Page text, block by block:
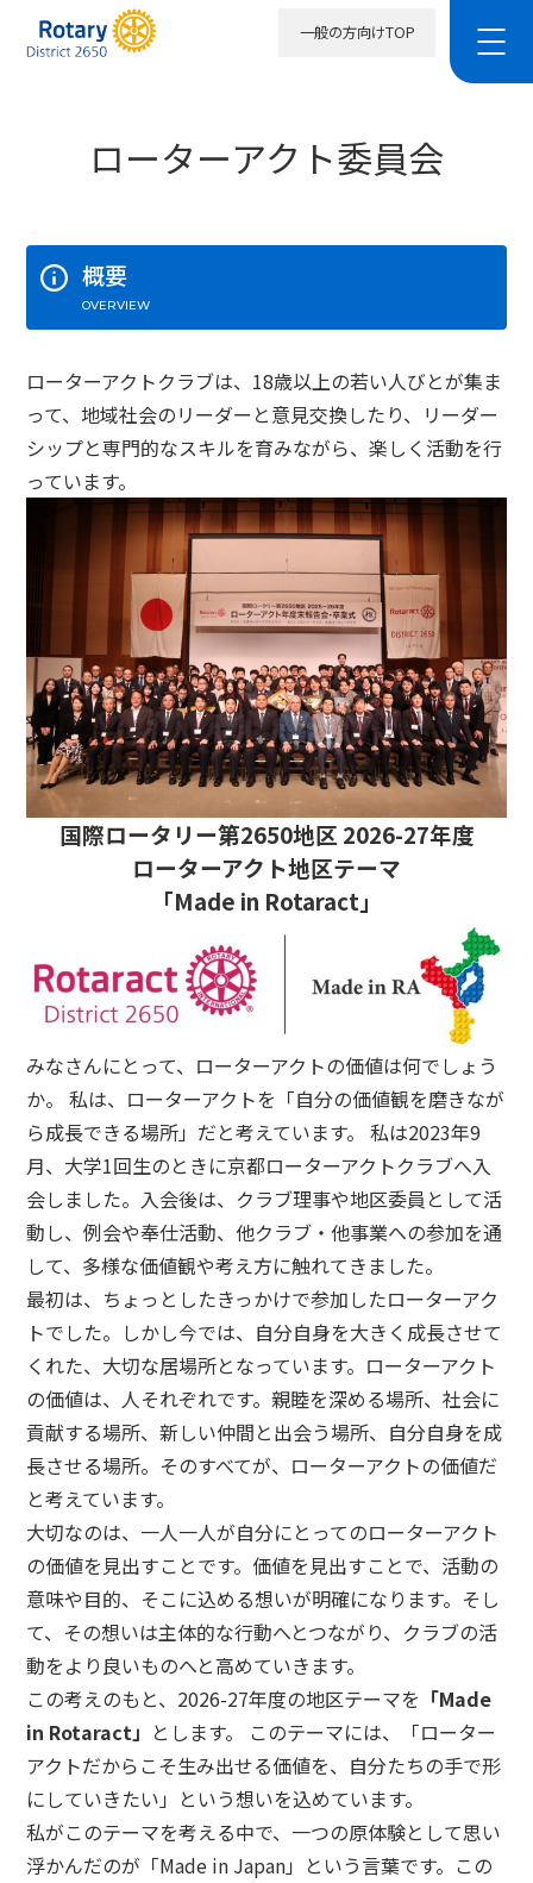
一般の方向けTOP
ローターアクト委員会
概要
OVERVIEW
ローターアクトクラブは、18歳以上の若い人びとが集ま
って、地域社会のリーダーと意見交換したり、リーダー
シップと専門的なスキルを育みながら、楽しく活動を行
っています。
国際ロータリー第2650地区 2026-27年度
ローターアクト地区テーマ
「Made in Rotaract」
みなさんにとって、ローターアクトの価値は何でしょう
か。 私は、ローターアクトを「自分の価値観を磨きなが
ら成長できる場所」だと考えています。 私は2023年9
月、大学1回生のときに京都ローターアクトクラブへ入
会しました。入会後は、クラブ理事や地区委員として活
動し、例会や奉仕活動、他クラブ・他事業への参加を通
して、多様な価値観や考え方に触れてきました。
最初は、ちょっとしたきっかけで参加したローターアク
トでした。しかし今では、自分自身を大きく成長させて
くれた、大切な居場所となっています。ローターアクト
の価値は、人それぞれです。親睦を深める場所、社会に
貢献する場所、新しい仲間と出会う場所、自分自身を成
長させる場所。そのすべてが、ローターアクトの価値だ
と考えています。
大切なのは、一人一人が自分にとってのローターアクト
の価値を見出すことです。価値を見出すことで、活動の
意味や目的、そこに込める想いが明確になります。そし
て、その想いは主体的な行動へとつながり、クラブの活
動をより良いものへと高めていきます。
この考えのもと、2026-27年度の地区テーマを 「Made
in Rotaract」 とします。 このテーマには、「ローター
アクトだからこそ生み出せる価値を、自分たちの手で形
にしていきたい」という想いを込めています。
私がこのテーマを考える中で、一つの原体験として思い
浮かんだのが「Made in Japan」という言葉です。この